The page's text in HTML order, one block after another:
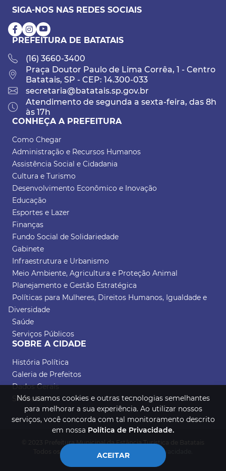
SIGA-NOS NAS REDES SOCIAIS
PREFEITURA DE BATATAIS
(16) 3660-3400
Praça Doutor Paulo de Lima Corrêa, 1 - Centro
Batatais, SP - CEP: 14.300-033
secretaria@batatais.sp.gov.br
Atendimento de segunda a sexta-feira, das 8h
às 17h
CONHEÇA A PREFEITURA
Como Chegar
Administração e Recursos Humanos
Assistência Social e Cidadania
Cultura e Turismo
Desenvolvimento Econômico e Inovação
Educação
Esportes e Lazer
Finanças
Fundo Social de Solidariedade
Gabinete
Infraestrutura e Urbanismo
Meio Ambiente, Agricultura e Proteção Animal
Planejamento e Gestão Estratégica
Políticas para Mulheres, Direitos Humanos, Igualdade e
Diversidade
Saúde
Serviços Públicos
SOBRE A CIDADE
História Política
Galeria de Prefeitos
Dados Gerais
Símbolos
© 2023 Prefeitura Municipal da Estância Turística de Batatais
Todos os direitos reservados.Política de Privacidade.
Nós usamos cookies e outras tecnologias semelhantes
para melhorar a sua experiência. Ao utilizar nossos
serviços, você concorda com tal monitoramento descrito
em nossa Política de Privacidade.
ACEITAR